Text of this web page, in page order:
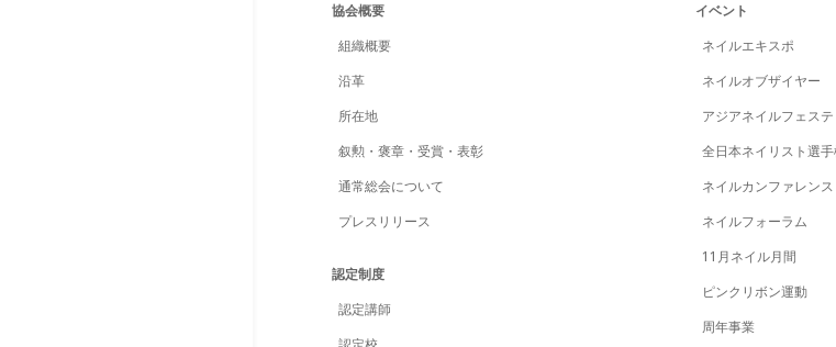
協会概要
組織概要
沿革
所在地
叙勲・褒章・受賞・表彰
通常総会について
プレスリリース
認定制度
認定講師
イベント
ネイルエキスポ
ネイルオブザイヤー
アジアネイルフェス
全日本ネイリスト選
ネイルカンファレンス
ネイルフォーラム
11月ネイル月間
ピンクリボン運動
周年事業